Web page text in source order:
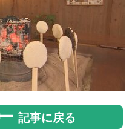
記事に戻る